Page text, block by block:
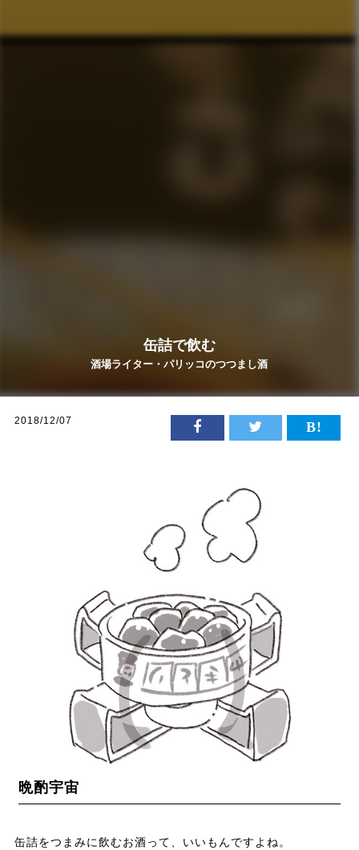
缶詰で飲む
酒場ライター・パリッコのつつまし酒
2018/12/07
晩酌宇宙
缶詰をつまみに飲むお酒って、いいもんですよね。